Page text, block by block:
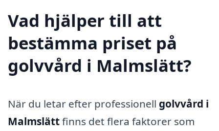
Vad hjälper till att
bestämma priset på
golvvård i Malmslätt?
När du letar efter professionell golvvård i
Malmslättfinns det flera faktorer som